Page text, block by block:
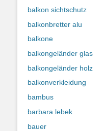
balkon sichtschutz
balkonbretter alu
balkone
balkongeländer glas
balkongeländer holz
balkonverkleidung
bambus
barbara lebek
bauer